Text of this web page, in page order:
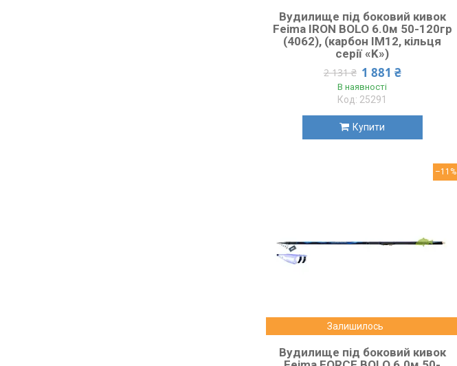
Вудилище під боковий кивок
Feima IRON BOLO 6.0м 50-120гр
(4062), (карбон IM12, кільця
серії «K»)
2 131 ₴ 1 881 ₴
В наявності
25291
Купити
–11%
Залишилось
Вудилище під боковий кивок